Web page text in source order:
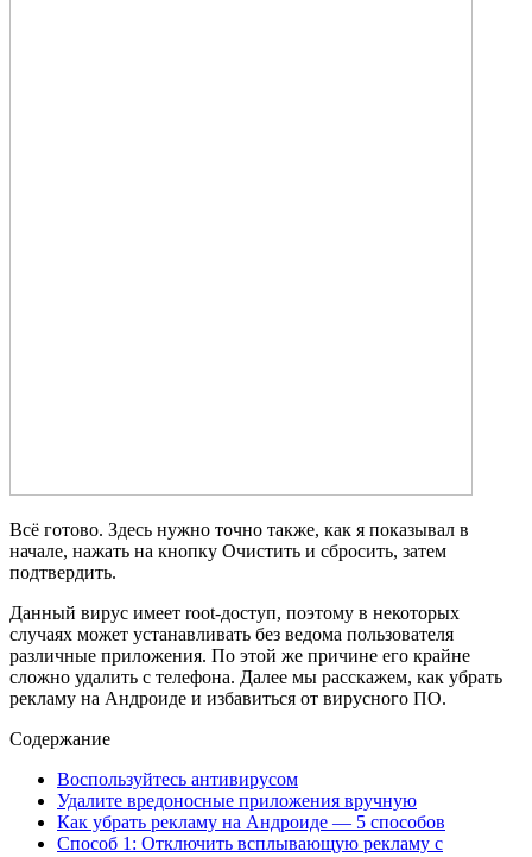
Всё готово. Здесь нужно точно также, как я показывал в
начале, нажать на кнопку Очистить и сбросить, затем
подтвердить.
Данный вирус имеет root-доступ, поэтому в некоторых
случаях может устанавливать без ведома пользователя
различные приложения. По этой же причине его крайне
сложно удалить с телефона. Далее мы расскажем, как убрать
рекламу на Андроиде и избавиться от вирусного ПО.
Содержание
Воспользуйтесь антивирусом
Удалите вредоносные приложения вручную
Как убрать рекламу на Андроиде — 5 способов
Способ 1: Отключить всплывающую рекламу с